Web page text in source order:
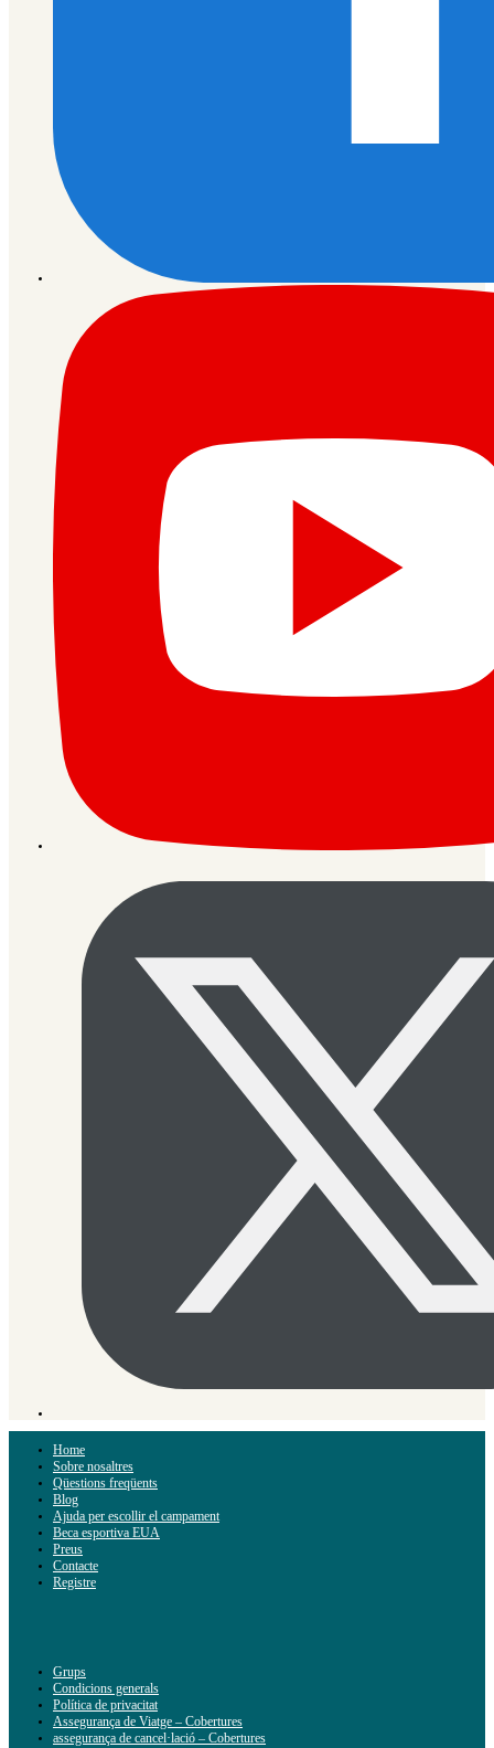
Home
Sobre nosaltres
Qüestions freqüents
Blog
Ajuda per escollir el campament
Beca esportiva EUA
Preus
Contacte
Registre
Grups
Condicions generals
Política de privacitat
Assegurança de Viatge – Cobertures
assegurança de cancel·lació – Cobertures